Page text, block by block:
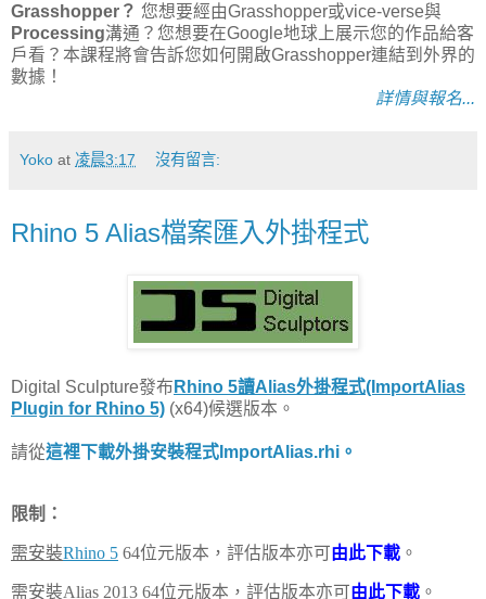
Grasshopper？ 您想要經由Grasshopper或vice-verse與
Processing溝通？您想要在Google地球上展示您的作品給客
戶看？本課程將會告訴您如何開啟Grasshopper連結到外界的
數據！
詳情與報名...
Yoko at 凌晨3:17 沒有留言:
Rhino 5 Alias檔案匯入外掛程式
Digital Sculpture發布 Rhino 5讀Alias外掛程式(ImportAlias
Plugin for Rhino 5) (x64)候選版本。
請從這裡下載外掛安裝程式ImportAlias.rhi。
限制：
需安裝Rhino 5 64位元版本，評估版本亦可由此下載 。
需安裝Alias 2013 64位元版本，評估版本亦可由此下載 。